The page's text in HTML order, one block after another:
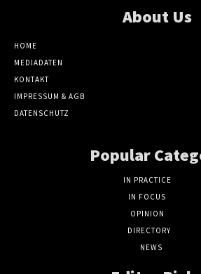
About Us
HOME
MEDIADATEN
KONTAKT
IMPRESSUM & AGB
DATENSCHUTZ
Popular
IN PRACTICE
IN FOCUS
OPINION
DIRECTORY
NEWS